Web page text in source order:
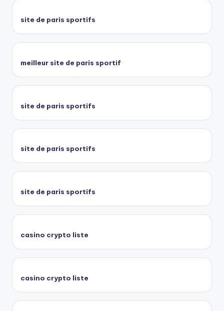
site de paris sportifs
meilleur site de paris sportif
site de paris sportifs
site de paris sportifs
site de paris sportifs
casino crypto liste
casino crypto liste